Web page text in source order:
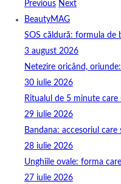
Previous Next
BeautyMAG
SOS căldură: formula de
3 august 2026
Netezire oricând,
30 iulie 2026
Ritualul de 5 minute
29 iulie 2026
Bandana: accesoriul
28 iulie 2026
Unghiile ovale: forma
27 iulie 2026